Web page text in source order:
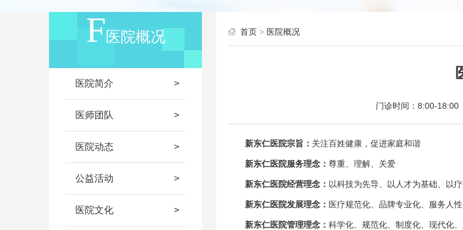
医院概况
医院简介
医师团队
医院动态
公益活动
医院文化
首页 > 医院概况
门诊时间：8:00-
新东仁医院宗旨： 关注百姓健康，促进家庭和谐
新东仁医院服务理念： 尊重、理解、关爱
新东仁医院经营理念： 以科技为先导、以人才为基础、以
新东仁医院发展理念： 医疗规范化、品牌专业化、服务人性
新东仁医院管理理念： 科学化、规范化、制度化、现代化、